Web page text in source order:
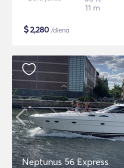
11 m
$2,280 /diena
Neptunus 56 Express